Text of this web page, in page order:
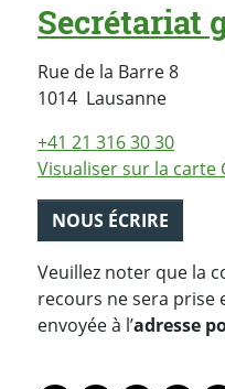
Secrétariat
Rue de la Barre 8
1014 LausanneSuisse
+41 21 316 30 30
Visualiser sur la carte
NOUS ÉCRIRE
Veuillez noter que la
recours ne sera prise
envoyée à l’adresse